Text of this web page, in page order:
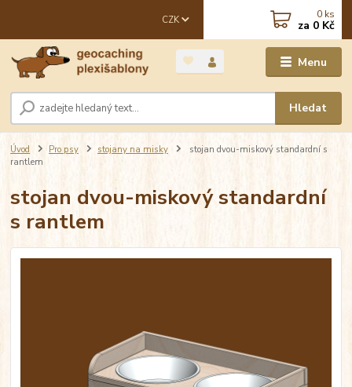
Menu
CZK
Hledat
0 ks
za 0 Kč
Úvod Pro psy stojany na misky
stojan dvou-miskový standardní s
rantlem
stojan dvou-miskový standardní
s rantlem